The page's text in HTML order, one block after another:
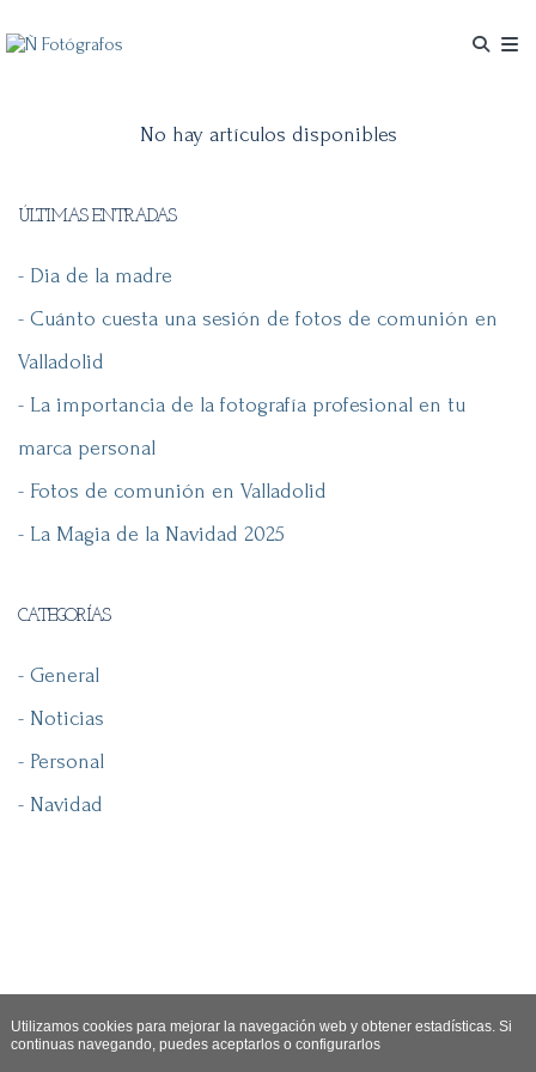
No hay artículos disponibles
ÚLTIMAS ENTRADAS
- Dia de la madre
- Cuánto cuesta una sesión de fotos de comunión en
Valladolid
- La importancia de la fotografía profesional en tu
marca personal
- Fotos de comunión en Valladolid
- La Magia de la Navidad 2025
CATEGORÍAS
- General
- Noticias
- Personal
- Navidad
Utilizamos cookies para mejorar la navegación web y obtener estadísticas. Si
continuas navegando, puedes aceptarlos o configurarlos